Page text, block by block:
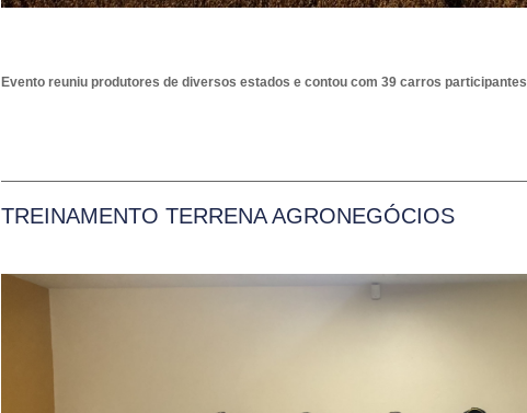
Evento reuniu produtores de diversos estados e contou com 39 carros participantes
TREINAMENTO TERRENA AGRONEGÓCIOS